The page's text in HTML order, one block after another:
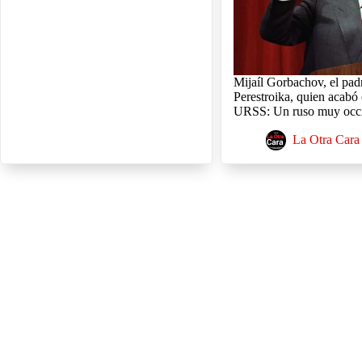
Mijaíl Gorbachov, el
Perestroika, quien acabó
URSS: Un ruso muy
La Otra Cara